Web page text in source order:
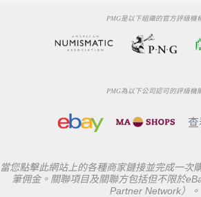
PMG是以下組織的官方評級機
PMG為以下公司認可的評級機
當您點擊此網站上的各種商家鏈接並完成一次
筆佣金。關聯項目及關聯方包括但不限於
Partner Network）。